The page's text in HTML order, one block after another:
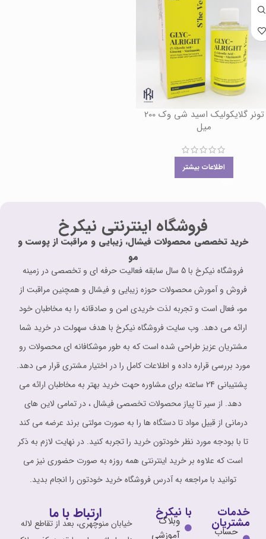
تونر گلایکولیک اسید شی وک 200
میل
اطلاعات بیشتر
فروشگاه اینترنتی نیکرخ
خرید تخصصی محصولات فیشال، زیبایی و مراقبت از پوست و
مو
فروشگاه نیکرخ با 5 سال سابقه فعالیت حرفه ای و تخصصی در زمینه
فروش و آمورش محصولات حوزه زیبایی و فیشال و همچنین مراقبت از
مو، فعال است و تجربه لذت خریدی امن و صادقانه را به مخاطبان خود
ارائه می دهد. وب سایت فروشگاه نیکرخ با هدف سهولت در خرید شما
مشتریان عزیز طراحی شده است که به طور موشکافانه ای محصولات رو
مورد بررسی قراره داده و اطلاعات کامل را در اختیار مشتری قرار می دهد.
پشتیبانی 24 ساعته برای مشاوره حهت خرید بهتر به مخاطبان ارائه می
دهد. از سیر تا پیاز محصولات تخصصی فیشال ، در تمامی لاین های
درمانی از قبیل مواد تا دستگاه ها را به صورت مولتی برند عرضه می کند
تا با بودجه مورد نظر خودتون خرید را تجربه کنید. در نهایت لازم به ذکر
است که علاوه بر خرید اینترنتی همه روزه به صورت حضوری نیز می
توانید با مراجعه به آدرس فروشگاه خرید خودتون را انجام بدید.
خدمات
مشتریان
حساب
با نیکرخ
وبلاگ
آموزشی
ارتباط با ما
خیابان منوچهری، بعد از تقاطع لاله